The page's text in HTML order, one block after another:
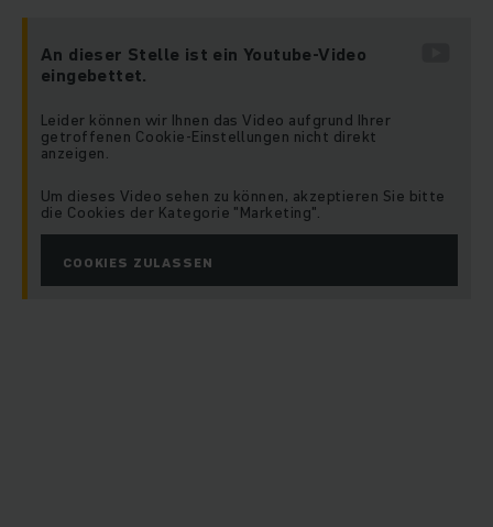
An dieser Stelle ist ein Youtube-Video
eingebettet.
Leider können wir Ihnen das Video aufgrund Ihrer
getroffenen Cookie-Einstellungen nicht direkt
anzeigen.
Um dieses Video sehen zu können, akzeptieren Sie bitte
die Cookies der Kategorie "Marketing".
COOKIES ZULASSEN